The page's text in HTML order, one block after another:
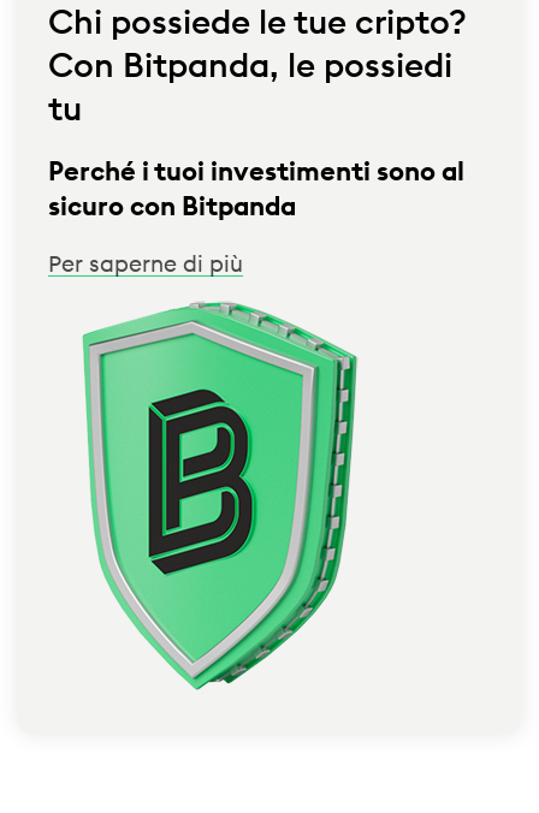
Chi possiede le tue cripto?
Con Bitpanda, le possiedi
tu
Perché i tuoi investimenti sono al
sicuro con Bitpanda
Per saperne di più